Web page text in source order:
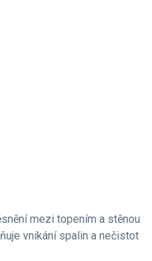
mezi topením a stěnou
vnikání spalin a nečistot